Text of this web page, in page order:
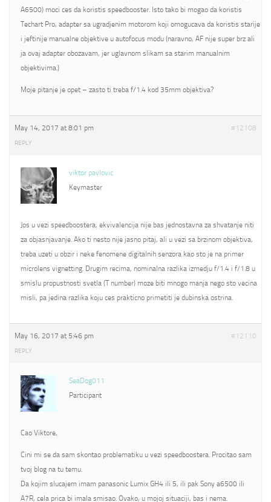
A6500) moci ces da koristis speedbooster. Isto tako bi mogao da koristis
Techart Pro, adapter sa ugradjenim motorom koji omogucava da koristis starije
i jeftinije manualne objektive u autofocus modu (naravno, AF nije super brz ali
ja ovaj adapter obozavam, jer uglavnom slikam sa starim manualnim
objektivima.)
Moje pitanje je opet – zasto ti treba f/1.4 kod 35mm objektiva?
May 14, 2017 at 8:01 pm #12108
REPLY
viktor pavlovic
Keymaster
Jos u vezi speedboostera, ekvivalencija nije bas jednostavna za shvatanje niti
za objasnjavanje. Ako ti nesto nije jasno pitaj, ali u vezi sa brzinom objektiva,
treba uzeti u obzir i neke fenomene digitalnih senzora kao sto je na primer
microlens vignetting. Drugim recima, nominalna razlika izmedju f/1.4 i f/1.8 u
smislu propustnosti svetla (T number) moze biti mnogo manja nego sto vecina
misli, pa jedina razlika koju ces prakticno primetiti je dubinska ostrina.
May 16, 2017 at 5:46 pm #12110
REPLY
SeaDog011
Participant
Cao Viktore,
Cini mi se da sam skontao problematiku u vezi speedboostera. Procitao sam
tvoj blog na tu temu.
Da kojim slucajem imam panasonic Lumix GH4 ili 5, ili pak Sony a6500 ili
A7R, cela prica bi imala smisao. Ovako, u mojoj situaciji, bas i nema.